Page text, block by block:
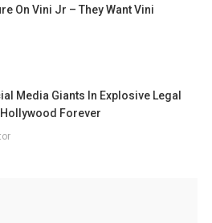
On Vini Jr – They Want Vini
Media Giants In Explosive Legal
Hollywood Forever